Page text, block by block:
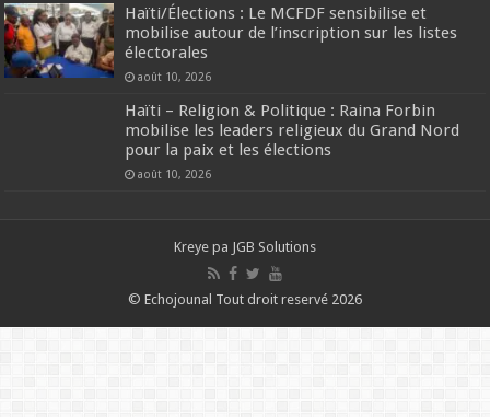
Haïti/Élections : Le MCFDF sensibilise et
mobilise autour de l’inscription sur les listes
électorales
août 10, 2026
Haïti – Religion & Politique : Raina Forbin
mobilise les leaders religieux du Grand Nord
pour la paix et les élections
août 10, 2026
Kreye pa JGB Solutions
© Echojounal Tout droit reservé 2026